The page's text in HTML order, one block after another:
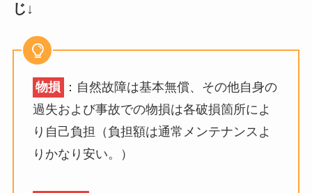
じ↓
物損
：自然故障は基本無償、その他自身の
過失および事故での物損は各破損箇所によ
り自己負担（負担額は通常メンテナンスよ
りかなり安い。）